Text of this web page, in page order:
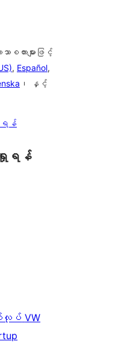
ကားများဖြင့်
, Español,
၊ နှင့်
ရန်
ရှုရန်
လုပ် VW